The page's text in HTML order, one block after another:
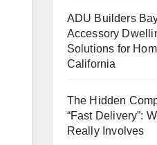
ADU Builders
Accessory
Solutions for
California
The Hidden
“Fast Delivery”:
Really Involves